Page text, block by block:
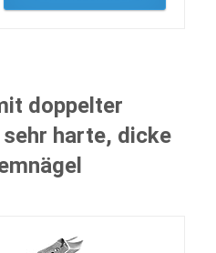
doppelter
harte, dicke